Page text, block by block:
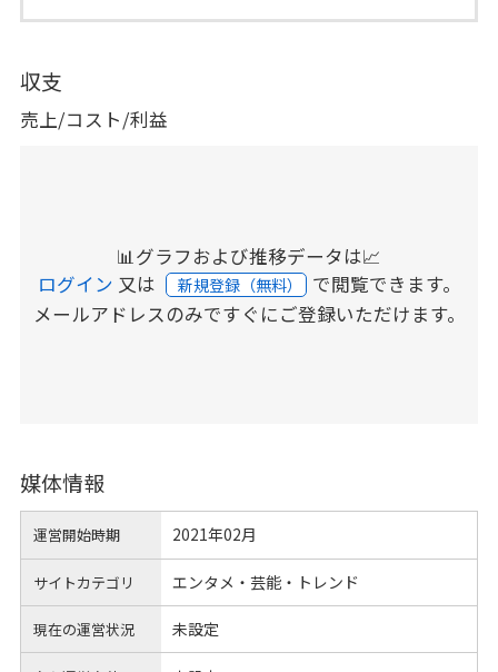
収支
売上/コスト/利益
📊グラフおよび推移データは📈
ログイン 又は 新規登録（無料） で閲覧できます。
メールアドレスのみですぐにご登録いただけます。
媒体情報
運営開始時期 2021年02月
サイトカテゴリ エンタメ・芸能・トレンド
現在の運営状況 未設定